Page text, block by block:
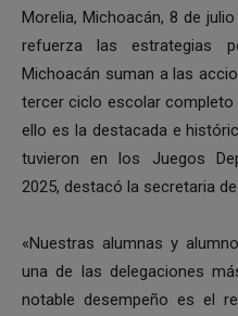
Morelia, Michoacán, 8 de
refuerza las estrategias
Michoacán suman a las
tercer ciclo escolar completo
ello es la destacada e
tuvieron en los Juegos
2025, destacó la secretaria
«Nuestras alumnas y
una de las delegaciones
notable desempeño es el